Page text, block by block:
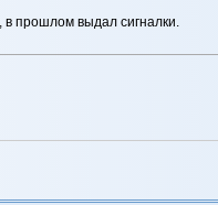
в прошлом выдал сигналки.